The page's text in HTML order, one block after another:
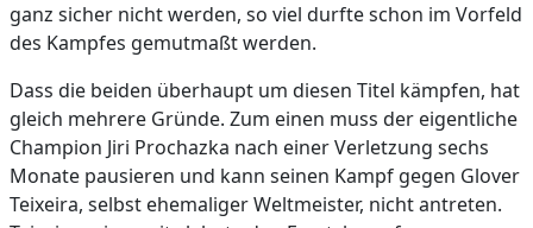
ganz sicher nicht werden, so viel durfte schon im Vorfeld
des Kampfes gemutmaßt werden.
Dass die beiden überhaupt um diesen Titel kämpfen, hat
gleich mehrere Gründe. Zum einen muss der eigentliche
Champion Jiri Prochazka nach einer Verletzung sechs
Monate pausieren und kann seinen Kampf gegen Glover
Teixeira, selbst ehemaliger Weltmeister, nicht antreten.